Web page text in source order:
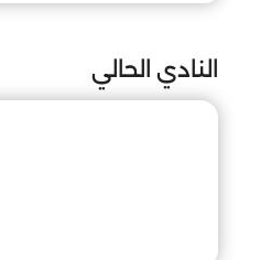
النادي الحالي